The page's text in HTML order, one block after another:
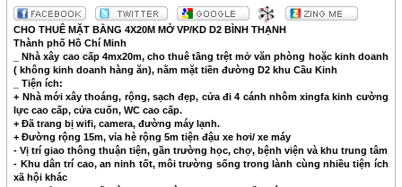
CHO THUÊ MẶT BẰNG 4X20M MỞ VP/KD D2 BÌNH THẠNH
Thành phố Hồ Chí Minh
_ Nhà xây cao cấp 4mx20m, cho thuê tầng trệt mở văn phòng hoặc kinh doanh
( không kinh doanh hàng ăn), nằm mặt tiền đường D2 khu Cầu Kinh
_ Tiện ích:
+ Nhà mới xây thoáng, rộng, sạch đẹp, cửa đi 4 cánh nhôm xingfa kinh cường
lực cao cấp, cửa cuốn, WC cao cấp.
+ Đã trang bị wifi, camera, đường máy lạnh.
+ Đường rộng 15m, vỉa hè rộng 5m tiện đậu xe hơi/ xe máy
- Vị trí giao thông thuận tiện, gần trường học, chợ, bệnh viện và khu trung tâm
- Khu dân trí cao, an ninh tốt, môi trường sống trong lành cùng nhiều tiện ích
xã hội khác